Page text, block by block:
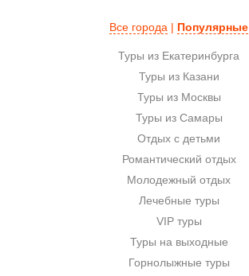
Все города | Популярные
Туры из Екатеринбурга
Туры из Казани
Туры из Москвы
Туры из Самары
Отдых с детьми
Романтический отдых
Молодежный отдых
Лечебные туры
VIP туры
Туры на выходные
Горнолыжные туры